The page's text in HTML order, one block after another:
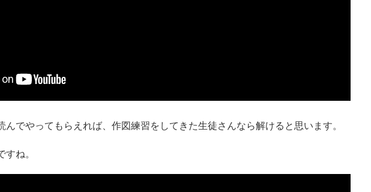
んでやってもらえれば、作図練習をしてきた生徒さんなら解けると思います。
ね。